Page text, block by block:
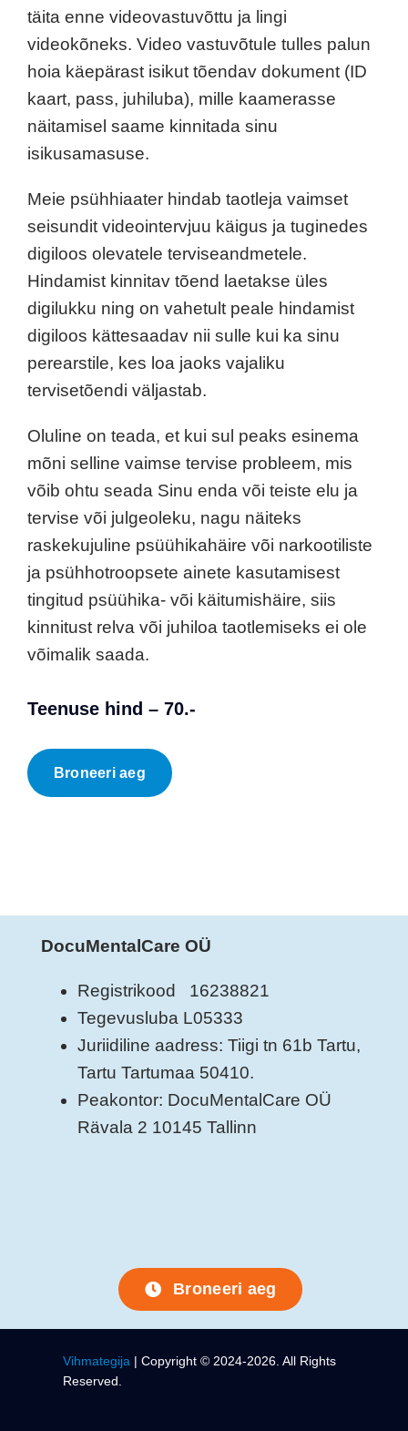
täita enne videovastuvõttu ja lingi
videokõneks. Video vastuvõtule tulles palun
hoia käepärast isikut tõendav dokument (ID
kaart, pass, juhiluba), mille kaamerasse
näitamisel saame kinnitada sinu
isikusamasuse.
Meie psühhiaater hindab taotleja vaimset
seisundit videointervjuu käigus ja tuginedes
digiloos olevatele terviseandmetele.
Hindamist kinnitav tõend laetakse üles
digilukku ning on vahetult peale hindamist
digiloos kättesaadav nii sulle kui ka sinu
perearstile, kes loa jaoks vajaliku
tervisetõendi väljastab.
Oluline on teada, et kui sul peaks esinema
mõni selline vaimse tervise probleem, mis
võib ohtu seada Sinu enda või teiste elu ja
tervise või julgeoleku, nagu näiteks
raskekujuline psüühikahäire või narkootiliste
ja psühhotroopsete ainete kasutamisest
tingitud psüühika- või käitumishäire, siis
kinnitust relva või juhiloa taotlemiseks ei ole
võimalik saada.
Teenuse hind – 70.-
Broneeri aeg
DocuMentalCare OÜ
Registrikood 16238821
Tegevusluba L05333
Juriidiline aadress: Tiigi tn 61b Tartu,
Tartu Tartumaa 50410.
Peakontor: DocuMentalCare OÜ
Rävala 2 10145 Tallinn
Broneeri aeg
Vihmategija | Copyright © 2024-2026. All Rights
Reserved.